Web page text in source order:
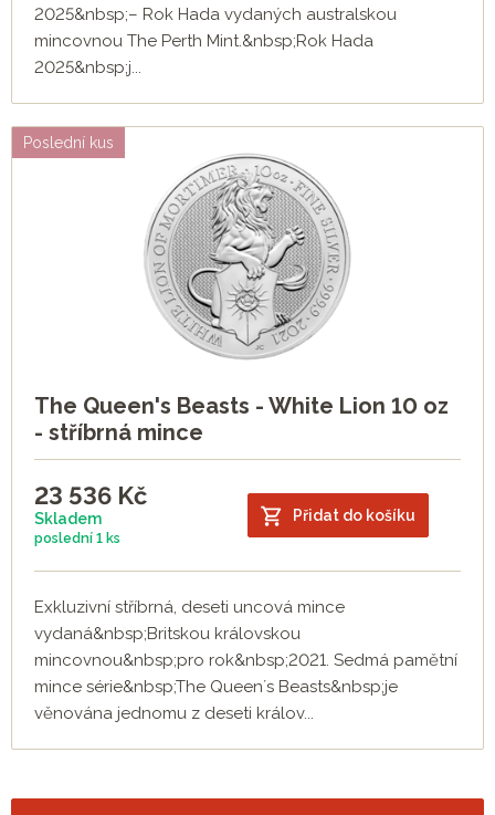
2025&nbsp;– Rok Hada vydaných australskou
mincovnou The Perth Mint.&nbsp;Rok Hada
2025&nbsp;j...
Poslední kus
The Queen's Beasts - White Lion 10 oz
- stříbrná mince
23 536 Kč
Skladem
poslední 1 ks
Přidat do košíku
Exkluzivní stříbrná, deseti uncová mince
vydaná&nbsp;Britskou královskou
mincovnou&nbsp;pro rok&nbsp;2021. Sedmá pamětní
mince série&nbsp;The Queen´s Beasts&nbsp;je
věnována jednomu z deseti králov...